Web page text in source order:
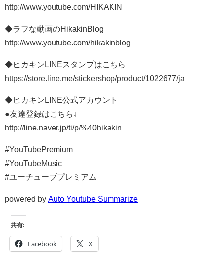
http://www.youtube.com/HIKAKIN
◆ラフな動画のHikakinBlog
http://www.youtube.com/hikakinblog
◆ヒカキンLINEスタンプはこちら
https://store.line.me/stickershop/product/1022677/ja
◆ヒカキンLINE公式アカウント
●友達登録はこちら↓
http://line.naver.jp/ti/p/%40hikakin
#YouTubePremium
#YouTubeMusic
#ユーチューブプレミアム
powered by Auto Youtube Summarize
共有:
Facebook X